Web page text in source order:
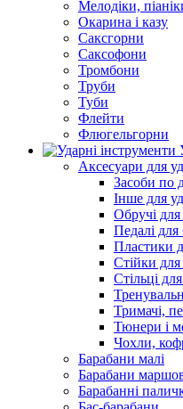
Мелодіки,
Окарина і казу
Саксгорни
Саксофони
Тромбони
Труби
Туби
Флейти
Флюгельгорни
Аксесуари для
Засоби по
Інше для
Обручі для
Педалі для
Пластики
Стійки
Стільці
Тримачі,
Тюнери і
Чохли,
Барабани малі
Барабани
Барабанні